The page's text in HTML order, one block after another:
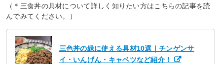
（＊三食丼の具材について詳しく知りたい方はこちらの記事を読
んでみてください。）
三色丼の緑に使える具材10選｜チンゲンサ
イ・いんげん・キャベツなど紹介！